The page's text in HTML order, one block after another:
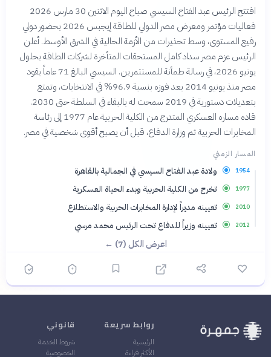
افتتح الرئيس عبد الفتاح السيسي صباح اليوم الاثنين 30 مارس 2026
فعاليات مؤتمر ومعرض مصر الدولي للطاقة إيجبس 2026 بحضور دولي
رفيع المستوى، وسط تحذيرات من الأزمة الحالية في الشرق الأوسط. أعلن
الرئيس عزم مصر سداد كامل المستحقات المتأخرة لشركات الطاقة بحلول
يونيو 2026، في رسالة طمأنة للمستثمرين. السيسي البالغ 71 عاماً يقود
مصر منذ يونيو 2014 بعد فوزه بنسبة 96.9% في الانتخابات، وتمتع
بتعديلات دستورية في 2019 سمحت له بالبقاء في السلطة حتى 2030.
قاده مساره العسكري المتدرج من الكلية الحربية عام 1977 إلى رئاسة
المخابرات الحربية ثم وزارة الدفاع، قبل أن يصبح أقوى شخصية في مصر.
المسار الزمني
1954 ولادة عبد الفتاح السيسي في الجمالية بالقاهرة
1977 تخرج من الكلية الحربية وبدء الحياة العسكرية
2010 تعيينه مديراً لإدارة المخابرات الحربية والاستطلاع
2012 تعيينه وزيراً للدفاع تحت الرئيس محمد مرسي
اعرض الكل (7) ←
روابط سريعة
الرئيسية
الأكثر قراءة
قانوني
شروط الخدمة
الخصوصية